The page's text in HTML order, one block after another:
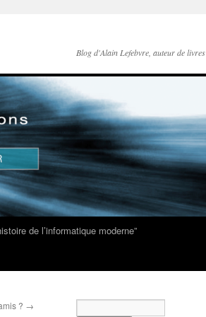
Blog d'Alain Lefebvre, auteur de livres
de l’informatique moderne”
? →